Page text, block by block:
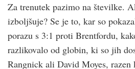
Za trenutek pazimo na številke.
izboljšuje? Se je to, kar so
porazu s 3:1 proti Brentfordu,
razlikovalo od globin, ki so jih
Rangnick ali David Moyes,